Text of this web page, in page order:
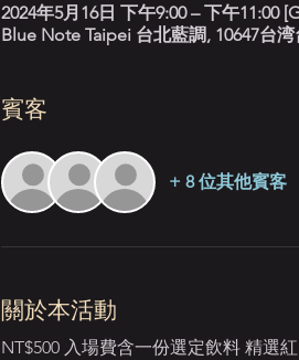
2024年5月16日 下午9:00 – 下午11:00
Blue Note Taipei 台北藍調, 10647台
賓客
+ 8 位其他賓客
關於本活動
NT$500 入場費含一份選定飲料 精選